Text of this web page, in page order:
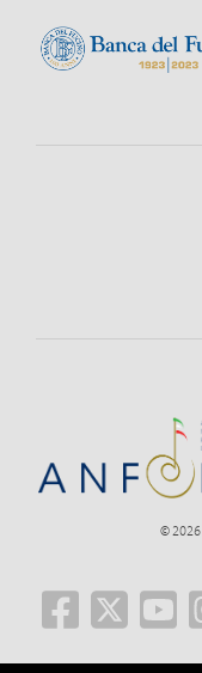
© 2026